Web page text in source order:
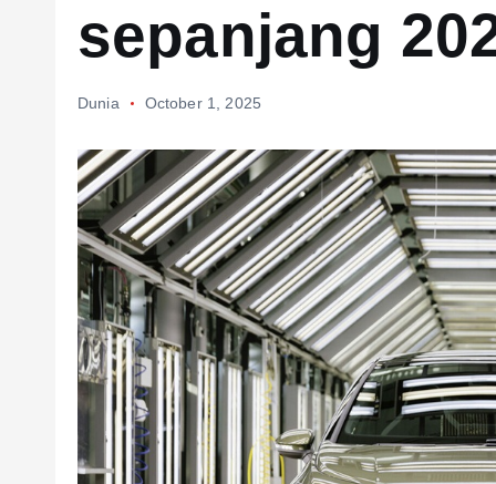
sepanjang
Dunia October 1, 2025